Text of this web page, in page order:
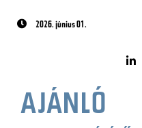
2026. június 01.
AJÁNLÓ